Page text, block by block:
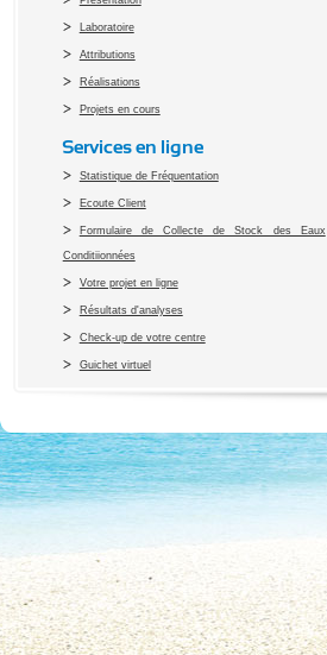
Laboratoire
Attributions
Réalisations
Projets en cours
Services en ligne
Statistique de Fréquentation
Ecoute Client
Formulaire de Collecte de Stock des Eaux
Conditiionnées
Votre projet en ligne
Résultats d'analyses
Check-up de votre centre
Guichet virtuel